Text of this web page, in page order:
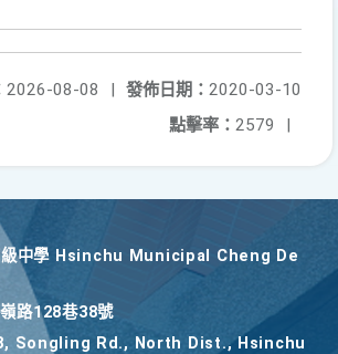
發佈日期： 2020-03-10
2026-08-08
|
點擊率： 2579 |
級中學 Hsinchu Municipal Cheng De
路128巷38號
Songling Rd., North Dist., Hsinchu